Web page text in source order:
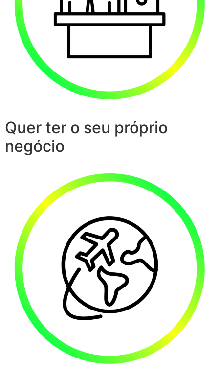
Quer ter o seu próprio
negócio